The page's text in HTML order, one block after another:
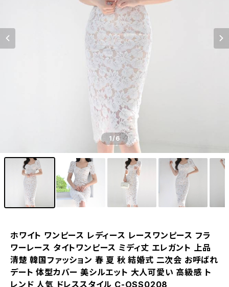
1/6
ホワイト ワンピース レディース レースワンピース フラ
ワーレース タイトワンピース ミディ丈 エレガント 上品
清楚 韓国ファッション 春 夏 秋 結婚式 二次会 お呼ばれ
デート 体型カバー 美シルエット 大人可愛い 高級感 ト
レンド 人気 ドレススタイル C-OSS0208